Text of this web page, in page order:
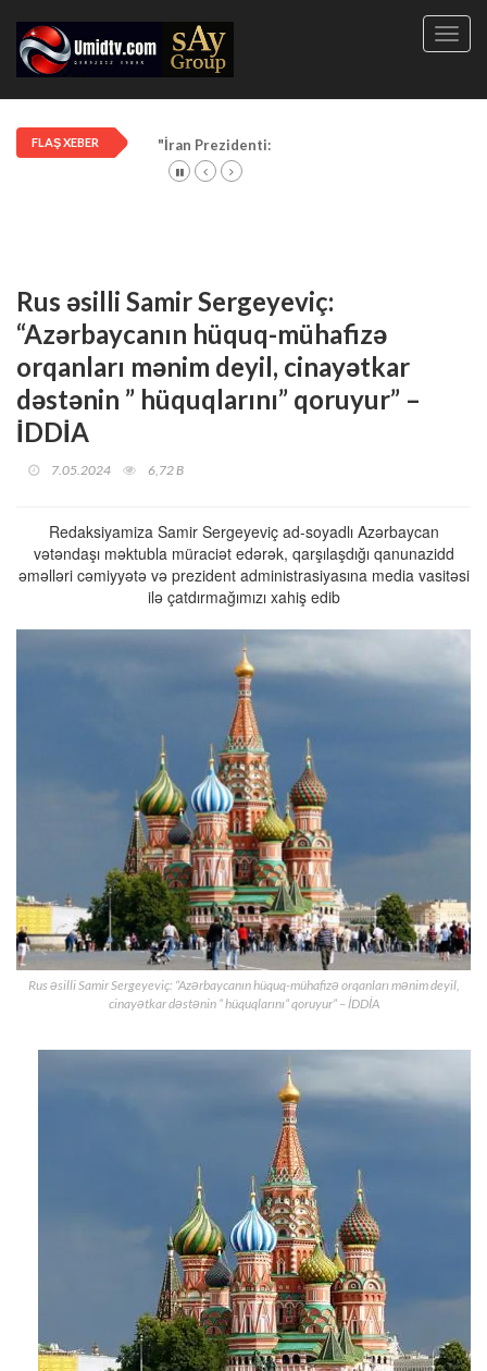
FLAŞ XEBER "İran Prezidenti: Azərbaycan müharibədə bizə
Rus əsilli Samir Sergeyeviç:
“Azərbaycanın hüquq-mühafizə
orqanları mənim deyil, cinayətkar
dəstənin ” hüquqlarını” qoruyur” –
İDDİA
7.05.2024 6,72 B
Redaksiyamiza Samir Sergeyeviç ad-soyadlı Azərbaycan
vətəndaşı məktubla müraciət edərək, qarşılaşdığı qanunazidd
əməlləri cəmiyyətə və prezident administrasiyasına media vasitəsi
ilə çatdırmağımızı xahiş edib
Rus əsilli Samir Sergeyeviç: “Azərbaycanın hüquq-mühafizə orqanları mənim deyil,
cinayətkar dəstənin ” hüquqlarını” qoruyur” – İDDİA